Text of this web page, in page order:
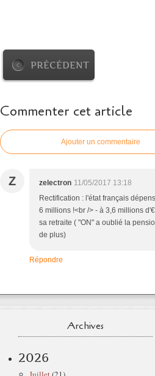
PRÉCÉDENT
Commenter cet article
Ajouter un commentaire
Z zelectron 11/05/2017 13:18
Rectification : l'état français
6 millions !<br /> - à 3,6 millions
sa retraite ( "ON" a oublié la
de plus)
Répondre
Archives
2026